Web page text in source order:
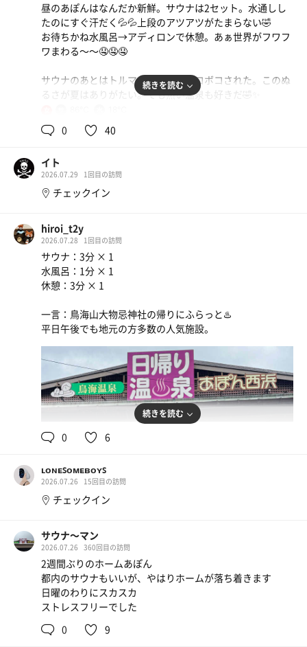
中華そば
ソルティライチソーダ
昼のあぽんはなんだか新鮮。サウナは2セット。水通しし
たのにすぐ汗だく💦💦上段のアツアツがたまらない🤣
お待ちかね水風呂→アディロンで休憩。あぁ世界がフワフ
ワまわる〜〜🤤🤤🤤
サウナのあとはトルマリン風呂でボコボコされた。このぬ
るさが夏はありがたい。でも熱い温泉も好きだ🤣✨
今日も良いサウナでした（ ﾟ∀ﾟ ）
ればゆっくり見たいからやっぱり夜遅めの時間の方がいい
のかな😇
ローストビーフ
サウナ前飯🍚白いソースがおいしすぎた！もっとドバ
ドバかけたい🥹✨
続きを読む
0 40
イト
2026.07.29 1回目の訪問
チェックイン
hiroi_t2y
2026.07.28 1回目の訪問
サウナ：3分 × 1
水風呂：1分 × 1
休憩：3分 × 1
一言：鳥海山大物忌神社の帰りにふらっと♨️
平日午後でも地元の方多数の人気施設。
続きを読む
0 6
ʟᴏɴᴇꜱᴏᴍᴇʙᴏʏꜱ
2026.07.26 15回目の訪問
チェックイン
サウナ〜マン
2026.07.26 360回目の訪問
2週間ぶりのホームあぽん
都内のサウナもいいが、やはりホームが落ち着きます
日曜のわりにスカスカ
ストレスフリーでした
0
9